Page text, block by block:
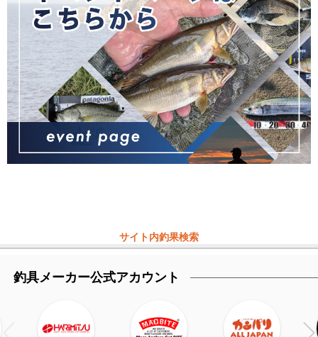
サイト内釣果検索
釣具メーカー公式アカウント